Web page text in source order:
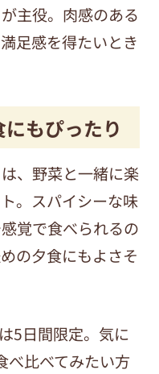
主役。肉感のある
足感を得たいとき
もぴったり
、野菜と一緒に楽
。スパイシーな味
覚で食べられるの
の夕食にもよさそ
5日間限定。気に
べ比べてみたい方